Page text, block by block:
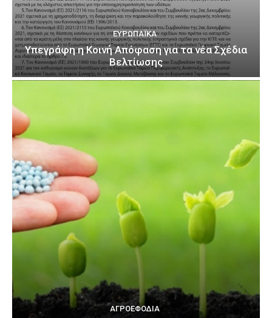
ΕΥΡΩΠΑΪΚΆ
Υπεγράφη η Κοινή Απόφαση για τα νέα Σχέδια
Βελτίωσης
ΑΓΡΟΕΦΌΔΙΑ